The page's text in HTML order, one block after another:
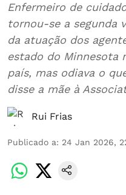
Enfermeiro de
tornou-se a segunda
da atuação dos
estado do Minnesota
país, mas odiava o
disse a mãe à
Rui Frias
Publicado a: 24 Jan 2026,